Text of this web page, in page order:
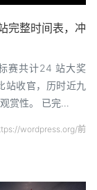
完整时间表，冲
赛共计24 站大奖
站收官，历时近九
赏性。 已完…
wordpress.org/前